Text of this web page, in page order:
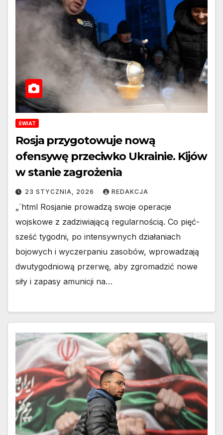
ŚWIAT
Rosja przygotowuje nową
ofensywę przeciwko Ukrainie. Kijów
w stanie zagrożenia
23 STYCZNIA, 2026 REDAKCJA
„`html Rosjanie prowadzą swoje operacje
wojskowe z zadziwiającą regularnością. Co pięć-
sześć tygodni, po intensywnych działaniach
bojowych i wyczerpaniu zasobów, wprowadzają
dwutygodniową przerwę, aby zgromadzić nowe
siły i zapasy amunicji na…